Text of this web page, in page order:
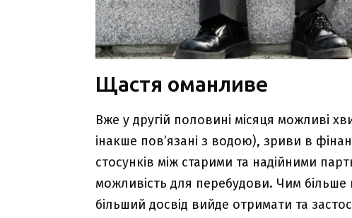
Щастя оманливе
Вже у другій половині місяця можливі
інакше пов’язані з водою), зриви в
стосунків між старими та надійними
можливість для перебудови. Чим
більший досвід вийде отримати та